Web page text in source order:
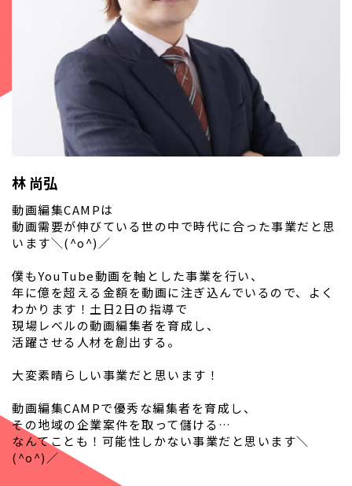
林 尚弘
動画編集CAMPは
動画需要が伸びている世の中で時代に合った事業だと思
います＼(^o^)／
僕もYouTube動画を軸とした事業を行い、
年に億を超える金額を動画に注ぎ込んでいるので、よく
わかります！土日2日の指導で
現場レベルの動画編集者を育成し、
活躍させる人材を創出する。
大変素晴らしい事業だと思います！
動画編集CAMPで優秀な編集者を育成し、
その地域の企業案件を取って儲ける…
なんてことも！可能性しかない事業だと思います＼
(^o^)／